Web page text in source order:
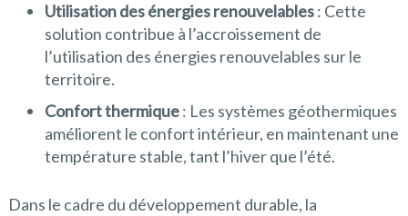
Utilisation des énergies renouvelables: Cette
solution contribue à l’accroissement de
l’utilisation des énergies renouvelables sur le
territoire.
Confort thermique: Les systèmes géothermiques
améliorent le confort intérieur, en maintenant une
température stable, tant l’hiver que l’été.
Dans le cadre du développement durable, la